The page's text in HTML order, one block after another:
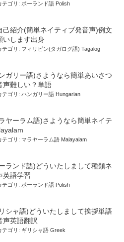
テゴリ: ポーランド語 Polish
己紹介(簡単ネイティブ発音声)例文
いします出身
テゴリ: フィリピン(タガログ語) Tagalog
ガリー語)さようなら簡単あいさつ
声難しい？単語
テゴリ: ハンガリー語 Hungarian
ヤーラム語)さようなら簡単ネイテ
テゴリ: マラヤーラム語 Malayalam
ランド語)どういたしまして種類ネ
英語学習
テゴリ: ポーランド語 Polish
シャ語)どういたしまして挨拶単語
声英語翻訳
テゴリ: ギリシャ語 Greek